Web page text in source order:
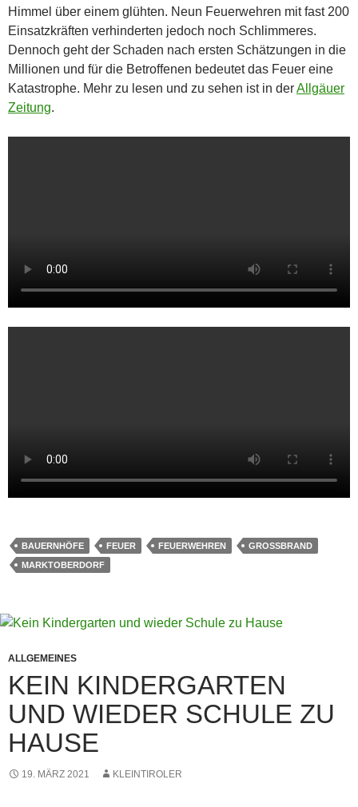
Himmel über einem glühten. Neun Feuerwehren mit fast 200
Einsatzkräften verhinderten jedoch noch Schlimmeres.
Dennoch geht der Schaden nach ersten Schätzungen in die
Millionen und für die Betroffenen bedeutet das Feuer eine
Katastrophe. Mehr zu lesen und zu sehen ist in derAllgäuer
Zeitung.
BAUERNHÖFE FEUER FEUERWEHREN
GROSSBRAND
MARKTOBERDORF
ALLGEMEINES
KEIN KINDERGARTEN
UND WIEDER SCHULE ZU
HAUSE
19. MÄRZ 2021 KLEINTIROLER